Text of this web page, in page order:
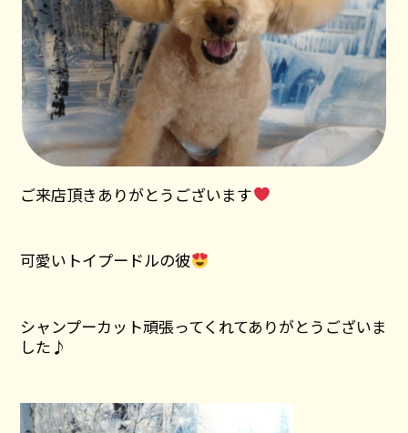
ご来店頂きありがとうございます
可愛いトイプードルの彼
シャンプーカット頑張ってくれてありがとうございま
した♪